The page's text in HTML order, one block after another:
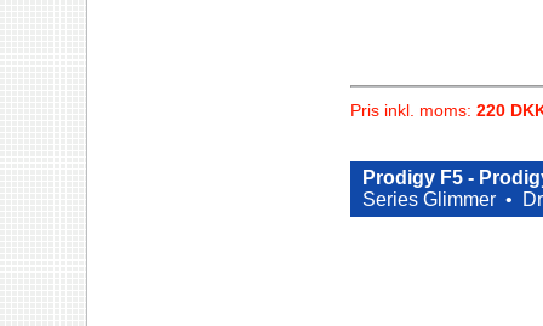
Pris inkl. moms: 220
Prodigy F5 -
Series Glimmer •